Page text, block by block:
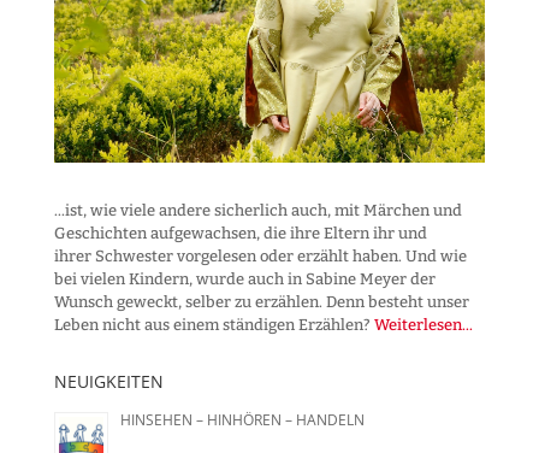
...ist, wie viele andere sicherlich auch, mit Märchen und
Geschichten aufgewachsen, die ihre Eltern ihr und
ihrer Schwester vorgelesen oder erzählt haben. Und wie
bei vielen Kindern, wurde auch in Sabine Meyer der
Wunsch geweckt, selber zu erzählen. Denn besteht unser
Leben nicht aus einem ständigen Erzählen? Weiterlesen...
NEUIGKEITEN
HINSEHEN – HINHÖREN – HANDELN